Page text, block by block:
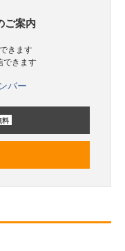
ご案内
きます
できます
バー
料